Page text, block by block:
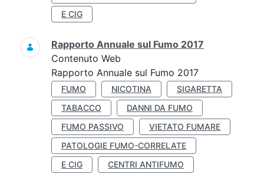
E CIG
Rapporto Annuale sul Fumo 2017
Contenuto Web
Rapporto Annuale sul Fumo 2017
FUMO NICOTINA
SIGARETTA
TABACCO
DANNI DA FUMO
FUMO PASSIVO
VIETATO FUMARE
PATOLOGIE FUMO-CORRELATE
E CIG
CENTRI ANTIFUMO